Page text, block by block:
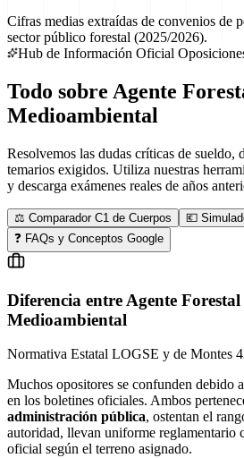
Cifras medias extraídas de convenios de
sector público forestal (2025/2026).
Hub de Información Oficial
Todo sobre Agente
Medioambiental
Resolvemos las dudas críticas de sueldo,
temarios exigidos. Utiliza nuestras
y descarga exámenes reales de años
⚖️ Comparador C1 de Cuerpos
💶
❓ FAQs y Conceptos Google
Diferencia entre Agente
Medioambiental
Normativa Estatal LOGSE y de Montes
Muchos opositores se confunden debido
en los boletines oficiales. Ambos
administración pública, ostentan el
autoridad, llevan uniforme reglamentario
oficial según el terreno asignado.